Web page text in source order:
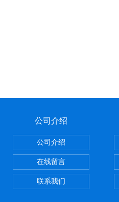
公司介绍
公司介绍
在线留言
联系我们